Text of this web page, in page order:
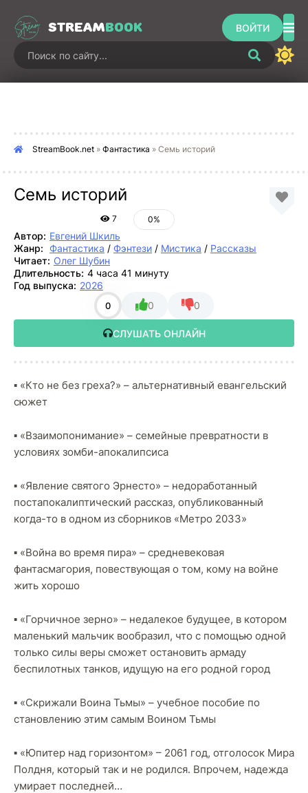
STREAMBOOK ВОЙТИ
StreamBook.net » Фантастика » Семь историй
Семь историй
7 0%
Автор: Евгений Шкиль
Жанр:
Фантастика / Фэнтези / Мистика / Рассказы
Читает: Олег Шубин
Длительность: 4 часа 41 минуту
Год выпуска: 2026
0 0 0
СЛУШАТЬ ОНЛАЙН
▪️ «Кто не без греха?» – альтернативный евангельский
сюжет
▪️ «Взаимопонимание» – семейные превратности в
условиях зомби-апокалипсиса
▪️ «Явление святого Эрнесто» – недоработанный
постапокалиптический рассказ, опубликованный
когда-то в одном из сборников «Метро 2033»
▪️ «Война во время пира» – средневековая
фантасмагория, повествующая о том, кому на войне
жить хорошо
▪️ «Горчичное зерно» – недалекое будущее, в котором
маленький мальчик вообразил, что с помощью одной
только силы веры сможет остановить армаду
беспилотных танков, идущую на его родной город
▪️ «Скрижали Воина Тьмы» – учебное пособие по
становлению этим самым Воином Тьмы
▪️ «Юпитер над горизонтом» – 2061 год, отголосок Мира
Полдня, который так и не родился. Впрочем, надежда
умирает последней…